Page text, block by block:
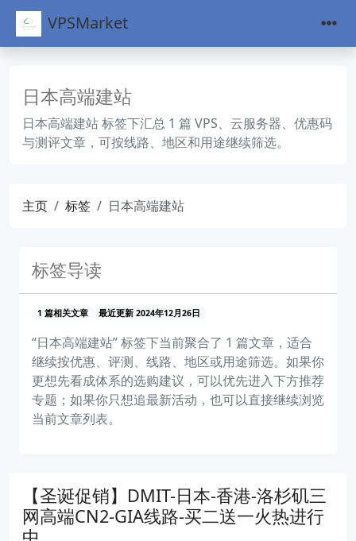
VPSMarket
日本高端建站
日本高端建站 标签下汇总 1 篇 VPS、云服务器、优惠码
与测评文章，可按线路、地区和用途继续筛选。
主页 标签 日本高端建站
标签导读
1 篇相关文章 最近更新 2024年12月26日
“日本高端建站” 标签下当前聚合了 1 篇文章，适合
继续按优惠、评测、线路、地区或用途筛选。如果你
更想先看成体系的选购建议，可以优先进入下方推荐
专题；如果你只想追最新活动，也可以直接继续浏览
当前文章列表。
【圣诞促销】DMIT-日本-香港-洛杉矶三
网高端CN2-GIA线路-买二送一火热进行